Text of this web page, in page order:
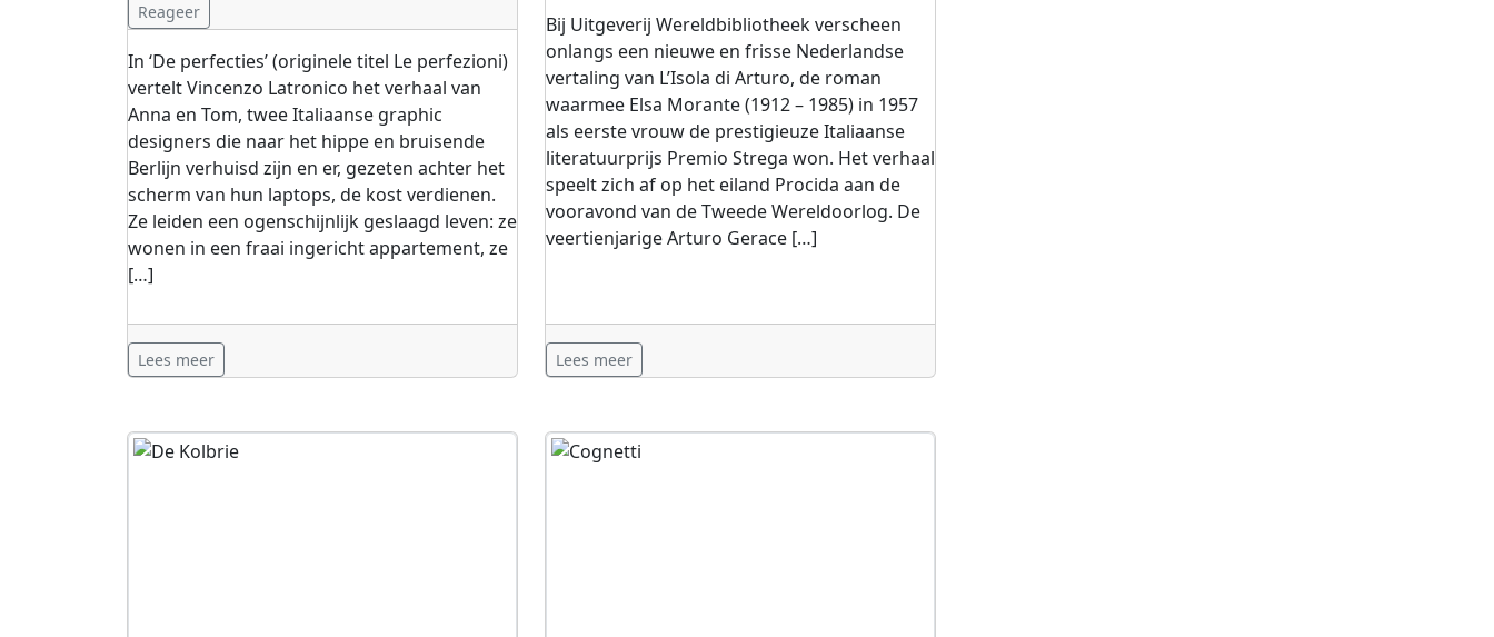
Reageer
In ‘De perfecties’ (originele titel Le perfezioni)
vertelt Vincenzo Latronico het verhaal van
Anna en Tom, twee Italiaanse graphic
designers die naar het hippe en bruisende
Berlijn verhuisd zijn en er, gezeten achter het
scherm van hun laptops, de kost verdienen.
Ze leiden een ogenschijnlijk geslaagd leven: ze
wonen in een fraai ingericht appartement, ze
[…]
Lees meer
Bij Uitgeverij Wereldbibliotheek verscheen
onlangs een nieuwe en frisse Nederlandse
vertaling van L’Isola di Arturo, de roman
waarmee Elsa Morante (1912 – 1985) in 1957
als eerste vrouw de prestigieuze Italiaanse
literatuurprijs Premio Strega won. Het verhaal
speelt zich af op het eiland Procida aan de
vooravond van de Tweede Wereldoorlog. De
veertienjarige Arturo Gerace […]
Lees meer